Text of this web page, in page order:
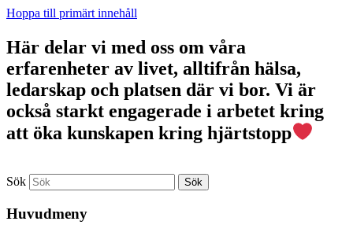
Hoppa till primärt innehåll
Här delar vi med oss om våra
erfarenheter av livet, alltifrån hälsa,
ledarskap och platsen där vi bor. Vi är
också starkt engagerade i arbetet kring
att öka kunskapen kring hjärtstopp
Sök
Huvudmeny